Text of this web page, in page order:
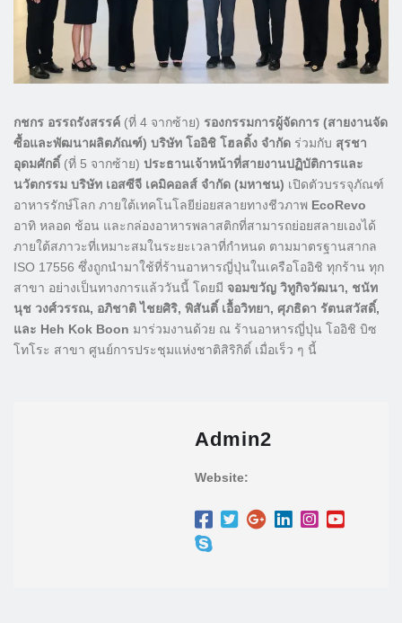
กชกร อรรถรังสรรค์ (ที่ 4 จากซ้าย) รองกรรมการผู้จัดการ (สายงานจัด
ซื้อและพัฒนาผลิตภัณฑ์) บริษัท โออิชิ โฮลดิ้ง จำกัด ร่วมกับ สุรชา
อุดมศักดิ์ (ที่ 5 จากซ้าย) ประธานเจ้าหน้าที่สายงานปฏิบัติการและ
นวัตกรรม บริษัท เอสซีจี เคมิคอลส์ จำกัด (มหาชน) เปิดตัวบรรจุภัณฑ์
อาหารรักษ์โลก ภายใต้เทคโนโลยีย่อยสลายทางชีวภาพ EcoRevo
อาทิ หลอด ช้อน และกล่องอาหารพลาสติกที่สามารถย่อยสลายเองได้
ภายใต้สภาวะที่เหมาะสมในระยะเวลาที่กำหนด ตามมาตรฐานสากล
ISO 17556 ซึ่งถูกนำมาใช้ที่ร้านอาหารญี่ปุ่นในเครือโออิชิ ทุกร้าน ทุก
สาขา อย่างเป็นทางการแล้ววันนี้ โดยมี จอมขวัญ วิทูกิจวัฒนา, ชนัท
นุช วงศ์วรรณ, อภิชาติ ไชยศิริ, พิสันติ์ เอื้อวิทยา, ศุภธิดา รัตนสวัสดิ์,
และ Heh Kok Boon มาร่วมงานด้วย ณ ร้านอาหารญี่ปุ่น โออิชิ บิซ
โทโระ สาขา ศูนย์การประชุมแห่งชาติสิริกิติ์ เมื่อเร็ว ๆ นี้
Admin2
Website: